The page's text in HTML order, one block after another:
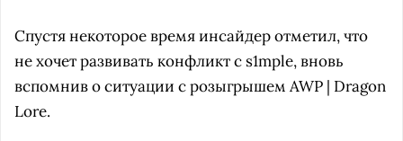
Спустя некоторое время инсайдер отметил, что
не хочет развивать конфликт с s1mple, вновь
вспомнив о ситуации с розыгрышем AWP | Dragon
Lore.